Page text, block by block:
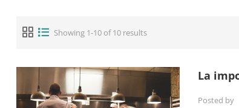
Showing 1-10 of 10 results
La
Posted by